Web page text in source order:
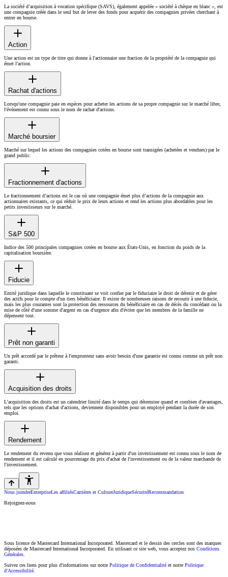
La société d’acquisition à vocation spécifique (SAVS), également appelée « société à chèque en blanc », est
une compagnie créée dans le seul but de lever des fonds pour acquérir des compagnies privées cherchant à
entrer en bourse.
Action
Une action est un type de titre qui donne à l'actionnaire une fraction de la propriété de la compagnie qui
émet l'action.
Rachat d'actions
Lorsqu'une compagnie paie en espèces pour acheter les actions de sa propre compagnie sur le marché libre,
l'événement est connu sous le nom de rachat d'actions.
Marché boursier
Marché sur lequel les actions des compagnies cotées en bourse sont transigées (achetées et vendues) par le
grand public.
Fractionnement d'actions
Le fractionnement d’actions est le cas où une compagnie émet plus d’actions de la compagnie aux
actionnaires existants, ce qui réduit le prix de leurs actions et rend les actions plus abordables pour les
petits investisseurs sur le marché.
S&P 500
Indice des 500 principales compagnies cotées en bourse aux États-Unis, en fonction du poids de la
capitalisation boursière.
Fiducie
Entité juridique dans laquelle le constituant se voit confier par le fiduciaire le droit de détenir et de gérer
des actifs pour le compte d'un tiers bénéficiaire. Il existe de nombreuses raisons de recourir à une fiducie,
mais les plus courantes sont la protection des ressources du bénéficiaire en cas de décès du concédant ou la
mise de côté d'une somme d'argent en cas d'urgence afin d'éviter que les membres de la famille ne
dépensent tout.
Prêt non garanti
Un prêt accordé par le prêteur à l'emprunteur sans avoir besoin d'une garantie est connu comme un prêt non
garanti.
Acquisition des droits
L'acquisition des droits est un calendrier limité dans le temps qui détermine quand et combien d'avantages,
tels que les options d'achat d'actions, deviennent disponibles pour un employé pendant la durée de son
emploi.
Rendement
Le rendement du revenu que vous réalisez et générez à partir d'un investissement est connu sous le nom de
rendement et il est calculé en pourcentage du prix d'achat de l'investissement ou de la valeur marchande de
l'investissement.
Nous joindreEntrepriseLes affiliésCarrières et CultureJuridiqueSécuritéRecommandation
Rejoignez-nous
Sous licence de Mastercard International Incorporated. Mastercard et le dessin des cercles sont des marques
déposées de Mastercard International Incorporated. En utilisant ce site web, vous acceptez nos Conditions
Générales
Suivez ces liens pour plus d'informations sur notre Politique de Confidentialité et notre Politique
d'Accessibilité